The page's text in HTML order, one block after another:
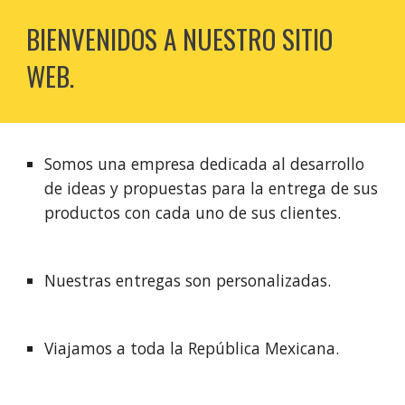
BIENVENIDOS A NUESTRO SITIO
WEB.
Somos una empresa dedicada al desarrollo
de ideas y propuestas para la entrega de sus
productos con cada uno de sus clientes.
Nuestras entregas son personalizadas.
Viajamos a toda la República Mexicana.